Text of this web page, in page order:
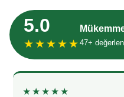
5.0
★★★★★ 47+
★★★★★